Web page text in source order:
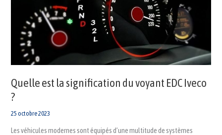
Quelle est la signification du voyant EDC Iveco
?
25 octobre 2023
Les véhicules modernes sont équipés d’une multitude de systèmes
Iveco